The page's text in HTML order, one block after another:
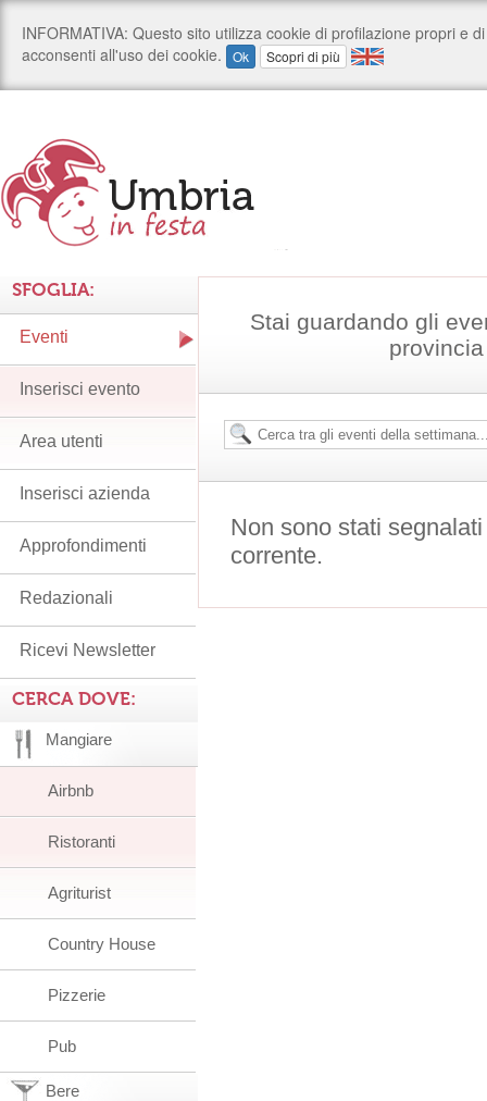
Stai guardando gli
Non sono stati
corrente.
SFOGLIA:
Eventi
Inserisci evento
Area utenti
Inserisci azienda
Approfondimenti
Redazionali
Ricevi Newsletter
CERCA DOVE:
Mangiare
Airbnb
Ristoranti
Agriturist
Country House
Pizzerie
Pub
Bere